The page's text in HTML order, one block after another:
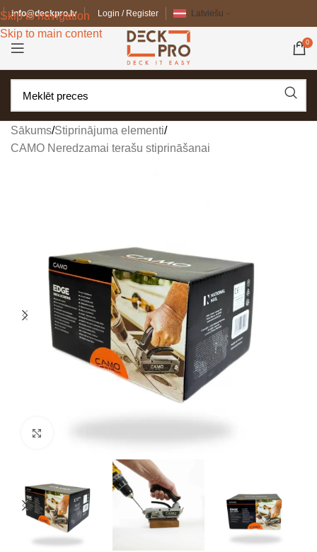
Skip to navigation
Skip to main content
info@deckpro.lv Login / Register Latviešu
0
Sākums/Stiprinājuma elementi/
CAMO Neredzamai terašu stiprināšanai